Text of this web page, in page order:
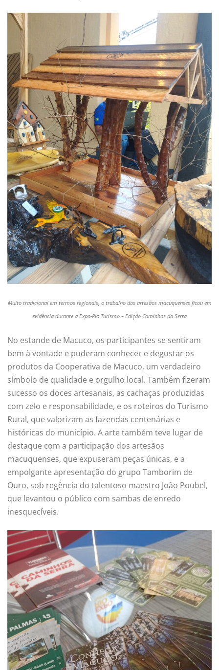
Muito tradicional em termos regionais, o trabalho dos artesãos macuquenses ficou em
evidência durante a Expo-Rio Turismo – Edição Caminhos da Serra
No estande de Macuco, os participantes se sentiram
bem à vontade e puderam conhecer e degustar os
produtos da Cooperativa de Macuco, um verdadeiro
símbolo de qualidade e orgulho local. Também fizeram
sucesso os doces artesanais, as cachaças produzidas
com zelo e responsabilidade, e os roteiros do Turismo
Rural, que valorizam as fazendas centenárias e
históricas do município. A arte também teve lugar de
destaque com a participação dos artesãos
macuquenses, que expuseram peças únicas, e a
empolgante apresentação do grupo Tamborim de
Ouro, sob regência do talentoso maestro João Poubel,
que levantou o público com sambas de enredo
inesquecíveis.